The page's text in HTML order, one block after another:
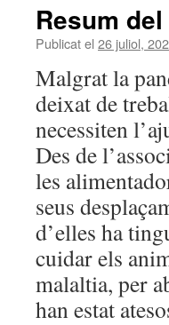
Resum
Publicat el 26 juliol,
Malgrat la
deixat de
necessiten
Des de
les
seus
d’elles ha
cuidar els
malaltia, per
han estat